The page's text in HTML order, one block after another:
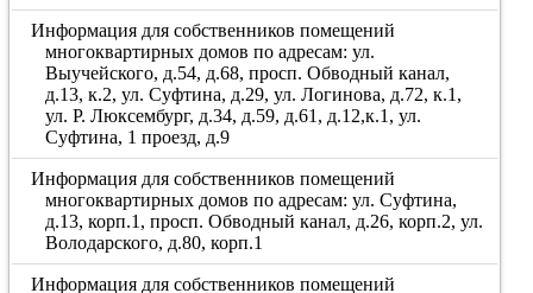
Информация для собственников помещений
многоквартирных домов по адресам: ул.
Выучейского, д.54, д.68, просп. Обводный канал,
д.13, к.2, ул. Суфтина, д.29, ул. Логинова, д.72, к.1,
ул. Р. Люксембург, д.34, д.59, д.61, д.12,к.1, ул.
Суфтина, 1 проезд, д.9
Информация для собственников помещений
многоквартирных домов по адресам: ул. Суфтина,
д.13, корп.1, просп. Обводный канал, д.26, корп.2, ул.
Володарского, д.80, корп.1
Информация для собственников помещений